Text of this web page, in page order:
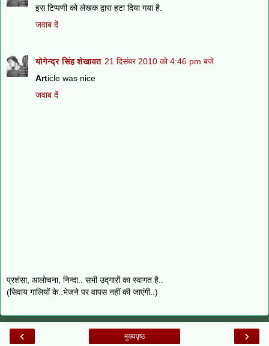
इस टिप्पणी को लेखक द्वारा हटा दिया गया है.
जवाब दें
योगेन्द्र सिंह शेखावत 21 दिसंबर 2010 को 4:46 pm बजे
Article was nice
जवाब दें
प्रशंसा, आलोचना, निन्दा.. सभी उद्गारों का स्वागत है..
(सिवाय गालियों के..भेजने पर वापस नहीं की जाएंगी..)
‹ ›
मुख्यपृष्ठ